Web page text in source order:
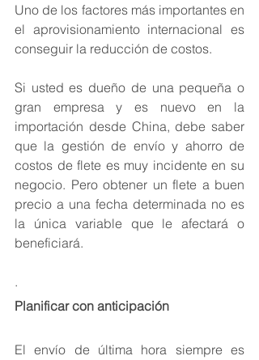
Uno de los factores más importantes en
el aprovisionamiento internacional es
conseguir la reducción de costos.
Si usted es dueño de una pequeña o
gran empresa y es nuevo en la
importación desde China, debe saber
que la gestión de envío y ahorro de
costos de flete es muy incidente en su
negocio. Pero obtener un flete a buen
precio a una fecha determinada no es
la única variable que le afectará o
beneficiará.
.
Planificar con anticipación
El envío de última hora siempre es